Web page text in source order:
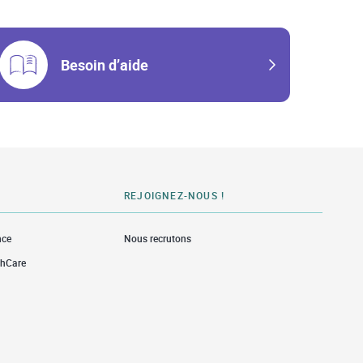
Besoin d’aide
REJOIGNEZ-NOUS !
Nous recrutons